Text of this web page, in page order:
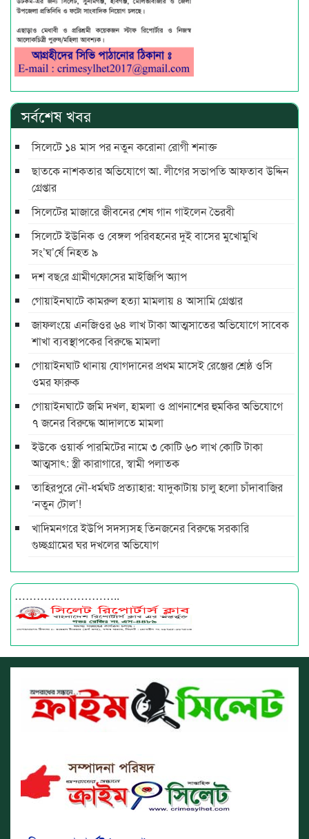
সর্বশেষ খবর
সিলেটে ১৪ মাস পর নতুন করোনা রোগী শনাক্ত
ছাতকে নাশকতার অভিযোগে আ. লীগের সভাপ‌তি আফতাব উদ্দিন
গ্রেপ্তার
সিলেটের মাজারে জীবনের শেষ গান গাইলেন ভৈরবী
সিলেটে ইউনিক ও বেঙ্গল পরিবহনের দুই বাসের মুখোমুখি
সং’ঘ’র্ষে নিহত ৯
দশ বছ‌রে গ্রামীণ‌ফো‌সের মাইজিপি অ্যাপ
গোয়াইনঘাটে কামরুল হত্যা মামলায় ৪ আসামি গ্রেপ্তার
জাফলংয়ে এনজিওর ৬৪ লাখ টাকা আত্মসাতের অভিযোগে সাবেক
শাখা ব্যবস্থাপকের বিরুদ্ধে মামলা
গোয়াইনঘাট থানায় যোগদানের প্রথম মাসেই রেঞ্জের শ্রেষ্ঠ ওসি
ওমর ফারুক
গোয়াইনঘাটে জমি দখল, হামলা ও প্রাণনাশের হুমকির অভিযোগে
৭ জনের বিরুদ্ধে আদালতে মামলা
ইউকে ওয়ার্ক পারমিটের নামে ৩ কোটি ৬০ লাখ কোটি টাকা
আত্মসাৎ: স্ত্রী কারাগারে, স্বামী পলাতক
তাহিরপুরে নৌ-ধর্মঘট প্রত্যাহার: যাদুকাটায় চালু হলো চাঁদাবাজির
‘নতুন টোল’!
খাদিমনগরে ইউপি সদস্যসহ তিনজনের বিরুদ্ধে সরকারি
গুচ্ছগ্রামের ঘর দখলের অভিযোগ
………………………..